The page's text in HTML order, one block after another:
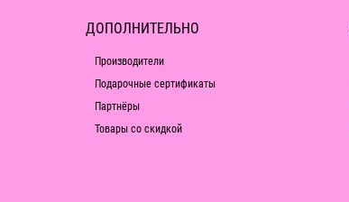
ДОПОЛНИТЕЛЬНО
Производители
Подарочные сертификаты
Партнёры
Товары со скидкой